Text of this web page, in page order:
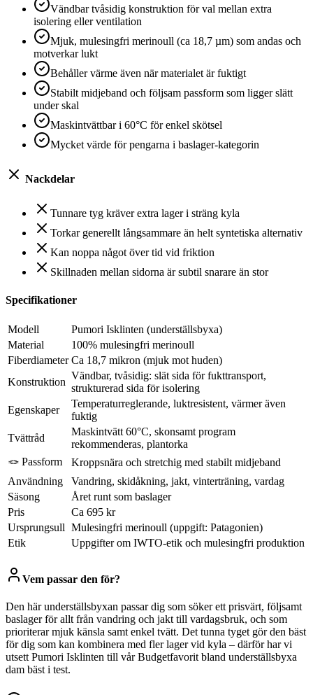
Vändbar tvåsidig konstruktion för val mellan extra
isolering eller ventilation
Mjuk, mulesingfri merinoull (ca 18,7 µm) som andas och
motverkar lukt
Behåller värme även när materialet är fuktigt
Stabilt midjeband och följsam passform som ligger slätt
under skal
Maskintvättbar i 60°C för enkel skötsel
Mycket värde för pengarna i baslager-kategorin
Nackdelar
Tunnare tyg kräver extra lager i sträng kyla
Torkar generellt långsammare än helt syntetiska alternativ
Kan noppa något över tid vid friktion
Skillnaden mellan sidorna är subtil snarare än stor
Specifikationer
Modell
Pumori Isklinten (underställsbyxa)
Material
100% mulesingfri merinoull
Fiberdiameter Ca 18,7 mikron (mjuk mot huden)
Konstruktion
Vändbar, tvåsidig: slät sida för fukttransport,
strukturerad sida för isolering
Egenskaper
Temperaturreglerande, luktresistent, värmer även
fuktig
Tvättråd
Maskintvätt 60°C, skonsamt program
rekommenderas, plantorka
🪢 Passform
Kroppsnära och stretchig med stabilt midjeband
Användning
Vandring, skidåkning, jakt, vinterträning, vardag
Säsong
Året runt som baslager
Pris
Ca 695 kr
Ursprungsull Mulesingfri merinoull (uppgift: Patagonien)
Etik
Uppgifter om IWTO-etik och mulesingfri produktion
Vem passar den för?
Den här underställsbyxan passar dig som söker ett prisvärt, följsamt
baslager för allt från vandring och jakt till vardagsbruk, och som
prioriterar mjuk känsla samt enkel tvätt. Det tunna tyget gör den bäst
för dig som kan kombinera med fler lager vid kyla – därför har vi
utsett Pumori Isklinten till vår Budgetfavorit bland underställsbyxa
dam bäst i test.